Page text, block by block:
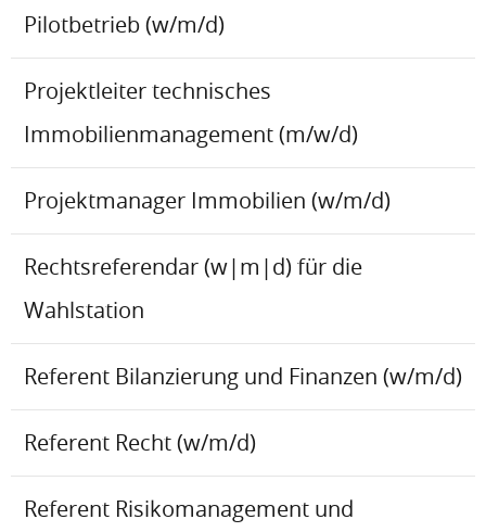
Pilotbetrieb (w/m/d)
Projektleiter technisches
Immobilienmanagement (m/w/d)
Projektmanager Immobilien (w/m/d)
Rechtsreferendar (w|m|d) für die
Wahlstation
Referent Bilanzierung und Finanzen (w/m/d)
Referent Recht (w/m/d)
Referent Risikomanagement und